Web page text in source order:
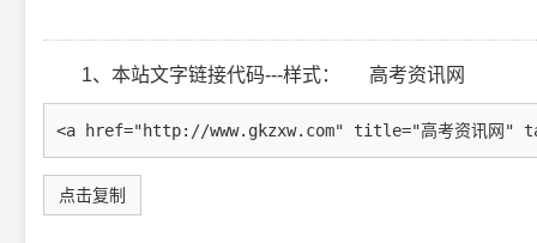
1、本站文字链接代码---样式： 高考资讯网
点击复制